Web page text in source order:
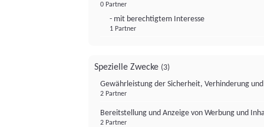
0 Partner
- mit berechtigtem Interesse
1 Partner
Spezielle Zwecke (3)
Gewährleistung der Sicherheit, Verhinderung
2 Partner
Bereitstellung und Anzeige von Werbung und
2 Partner